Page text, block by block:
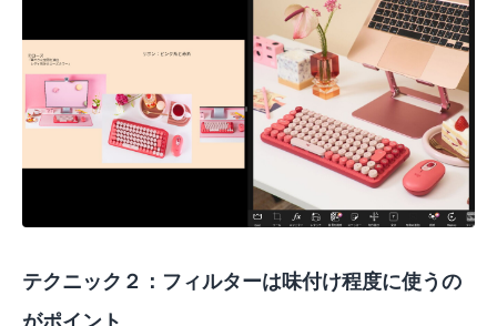
テクニック２：フィルターは味付け程度に使うの
がポイント